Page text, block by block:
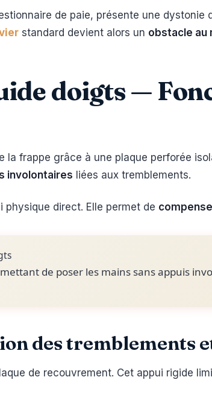
de paie, présente une
standard devient alors un obstacle au
doigts —
la frappe grâce à une plaque perforée
involontaires liées aux tremblements.
physique direct. Elle permet de
de poser les mains sans appuis
des tremblements
de recouvrement. Cet appui rigide